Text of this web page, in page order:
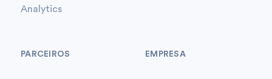
Analytics
PARCEIROS EMPRESA